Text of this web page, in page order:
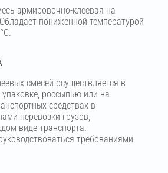
армировочно-клеевая на
пониженной температурой
смесей осуществляется в
упаковке, россыпью или на
средствах в
перевозки грузов,
виде транспорта.
требованиями